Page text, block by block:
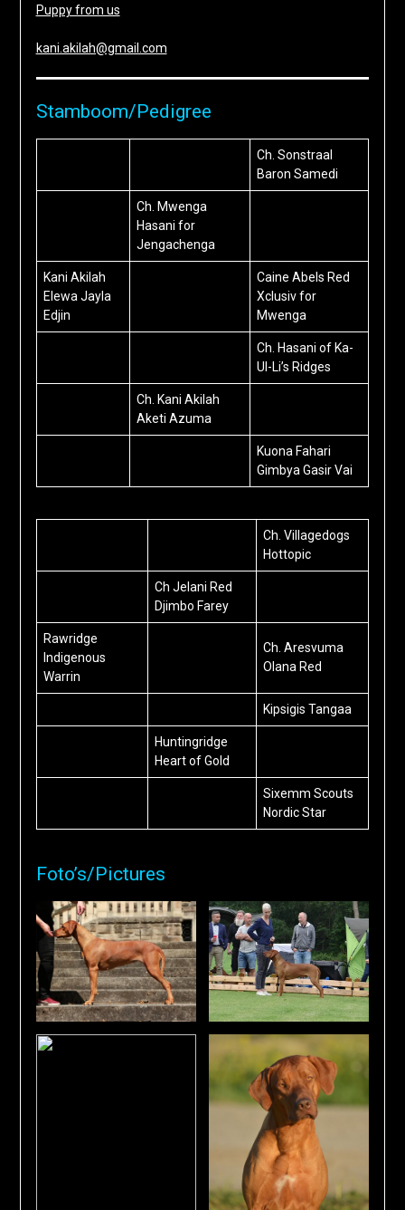
Puppy from us
kani.akilah@gmail.com
Stamboom/Pedigree
Ch. Sonstraal
Baron Samedi
Ch. Mwenga
Hasani for
Jengachenga
Kani Akilah
Elewa Jayla
Edjin
Caine Abels Red
Xclusiv for
Mwenga
Ch. Hasani of Ka-
Ul-Li’s Ridges
Ch. Kani Akilah
Aketi Azuma
Kuona Fahari
Gimbya Gasir Vai
Ch. Villagedogs
Hottopic
Ch Jelani Red
Djimbo Farey
Rawridge
Indigenous
Warrin
Ch. Aresvuma
Olana Red
Kipsigis Tangaa
Huntingridge
Heart of Gold
Sixemm Scouts
Nordic Star
Foto’s/Pictures